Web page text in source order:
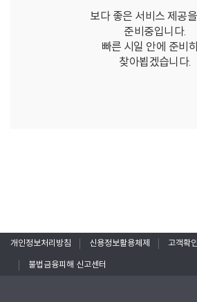
보다 좋은 서비스 제공
준비중입니다.
빠른 시일 안에 준비
찾아뵙겠습니다.
개인정보처리방침 신용정보활용체제 고객확
불법금융피해 신고센터